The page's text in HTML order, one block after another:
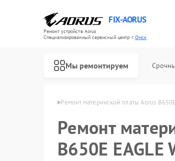
FIX-AORUS
Ремонт устройств Aorus
Специализированный cервисный центр г.Омск
Мы ремонтируем
плат Aorus в Омске Ремонт материнской платы Aorus
Ремонт
B650E EAGLE